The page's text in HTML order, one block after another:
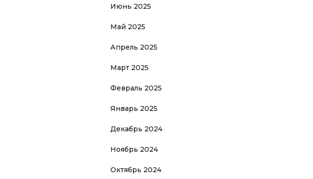
Июнь 2025
Май 2025
Апрель 2025
Март 2025
Февраль 2025
Январь 2025
Декабрь 2024
Ноябрь 2024
Октябрь 2024